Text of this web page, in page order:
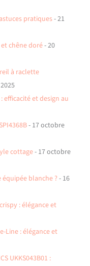
pratiques- 21
chêne doré- 20
à raclette
efficacité et design au
- 17 octobre
cottage- 17 octobre
blanche ?- 16
: élégance et
Line : élégance et
UKKS043B01 :